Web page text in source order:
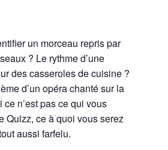
un morceau repris par
? Le rythme d’une
des casseroles de cuisine ?
d’un opéra chanté sur la
ce n’est pas ce qui vous
Quizz, ce à quoi vous serez
aussi farfelu.